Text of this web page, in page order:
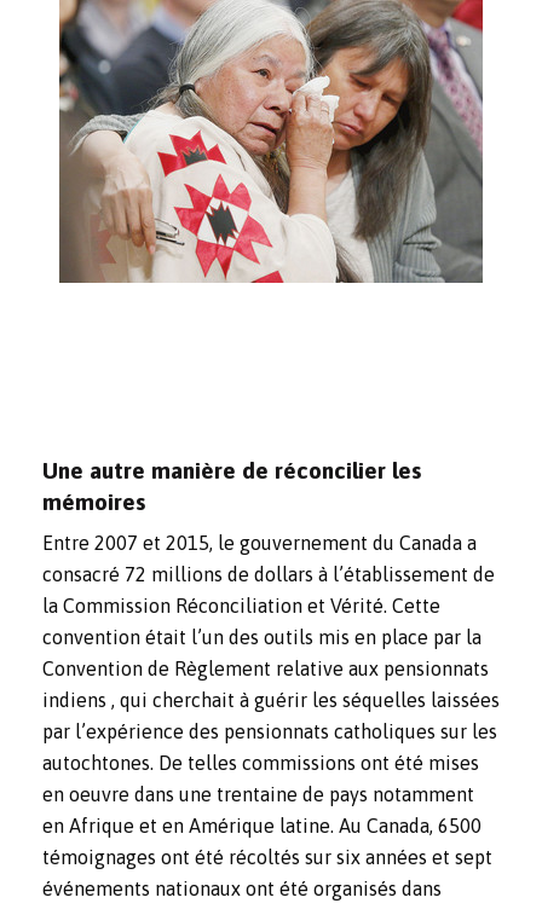
Une autre manière de réconcilier les
mémoires
Entre 2007 et 2015, le gouvernement du Canada a
consacré 72 millions de dollars à l’établissement de
la Commission Réconciliation et Vérité. Cette
convention était l’un des outils mis en place par la
Convention de Règlement relative aux pensionnats
indiens , qui cherchait à guérir les séquelles laissées
par l’expérience des pensionnats catholiques sur les
autochtones. De telles commissions ont été mises
en oeuvre dans une trentaine de pays notamment
en Afrique et en Amérique latine. Au Canada, 6500
témoignages ont été récoltés sur six années et sept
événements nationaux ont été organisés dans